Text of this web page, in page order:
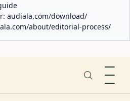
audiala.com/download/
about/editorial-process/